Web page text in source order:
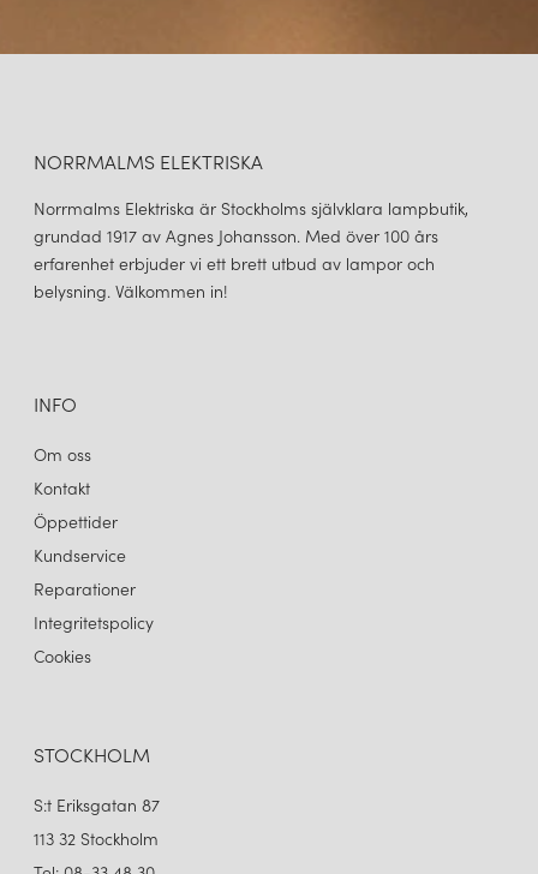
NORRMALMS ELEKTRISKA
Norrmalms Elektriska är Stockholms självklara lampbutik,
grundad 1917 av Agnes Johansson. Med över 100 års
erfarenhet erbjuder vi ett brett utbud av lampor och
belysning. Välkommen in!
INFO
Om oss
Kontakt
Öppettider
Kundservice
Reparationer
Integritetspolicy
Cookies
STOCKHOLM
S:t Eriksgatan 87
113 32 Stockholm